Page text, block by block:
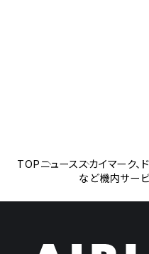
TOPニューススカイマーク
など機内サー